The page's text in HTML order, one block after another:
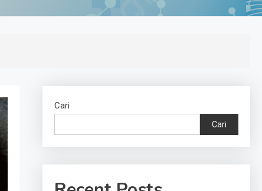
Cari
Cari